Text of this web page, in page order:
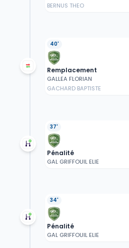
BERNUS THEO
40'
Remplacement
GALLEA FLORIAN
GACHARD BAPTISTE
37'
Pénalité
GAL GRIFFOUIL ELIE
34'
Pénalité
GAL GRIFFOUIL ELIE